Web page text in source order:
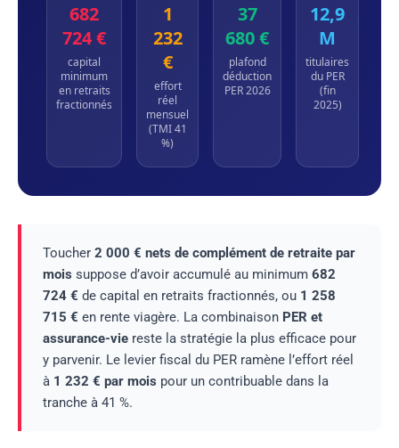
682
724 €
capital
minimum
en retraits
fractionnés
1
232
€
effort
réel
mensuel
(TMI 41
%)
37
680 €
plafond
déduction
PER 2026
12,9
M
titulaires
du PER
(fin
2025)
Toucher 2 000 € nets de complément de retraite par
mois suppose d’avoir accumulé au minimum 682
724 € de capital en retraits fractionnés, ou 1 258
715 € en rente viagère. La combinaison PER et
assurance-vie reste la stratégie la plus efficace pour
y parvenir. Le levier fiscal du PER ramène l’effort réel
à 1 232 € par mois pour un contribuable dans la
tranche à 41 %.